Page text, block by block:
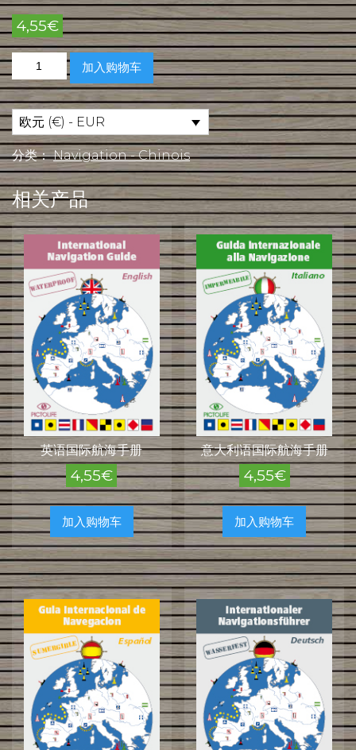
4,55€
Mémento
de
Navigation
Internationale
en
Français
数
量
加入购物车
欧元 (€) - EUR
分类：Navigation - Chinois
相关产品
英语国际航海手册
4,55€
加入购物车
意大利语国际航海手册
4,55€
加入购物车